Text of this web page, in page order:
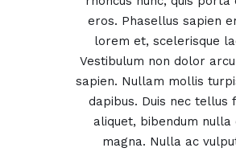
eros. Phasellus sapien
lorem et, scelerisque
Vestibulum non dolor
sapien. Nullam mollis
dapibus. Duis nec tellus
aliquet, bibendum nulla
magna. Nulla ac